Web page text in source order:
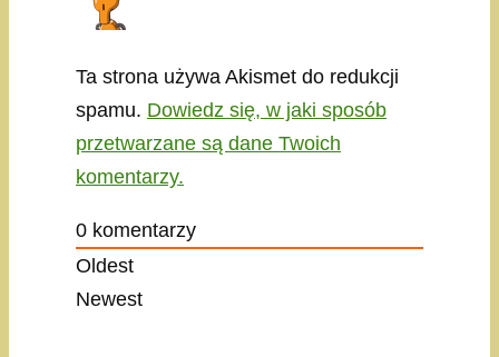
Ta strona używa Akismet do redukcji
spamu. Dowiedz się, w jaki sposób
przetwarzane są dane Twoich
komentarzy.
0 komentarzy
Oldest
Newest